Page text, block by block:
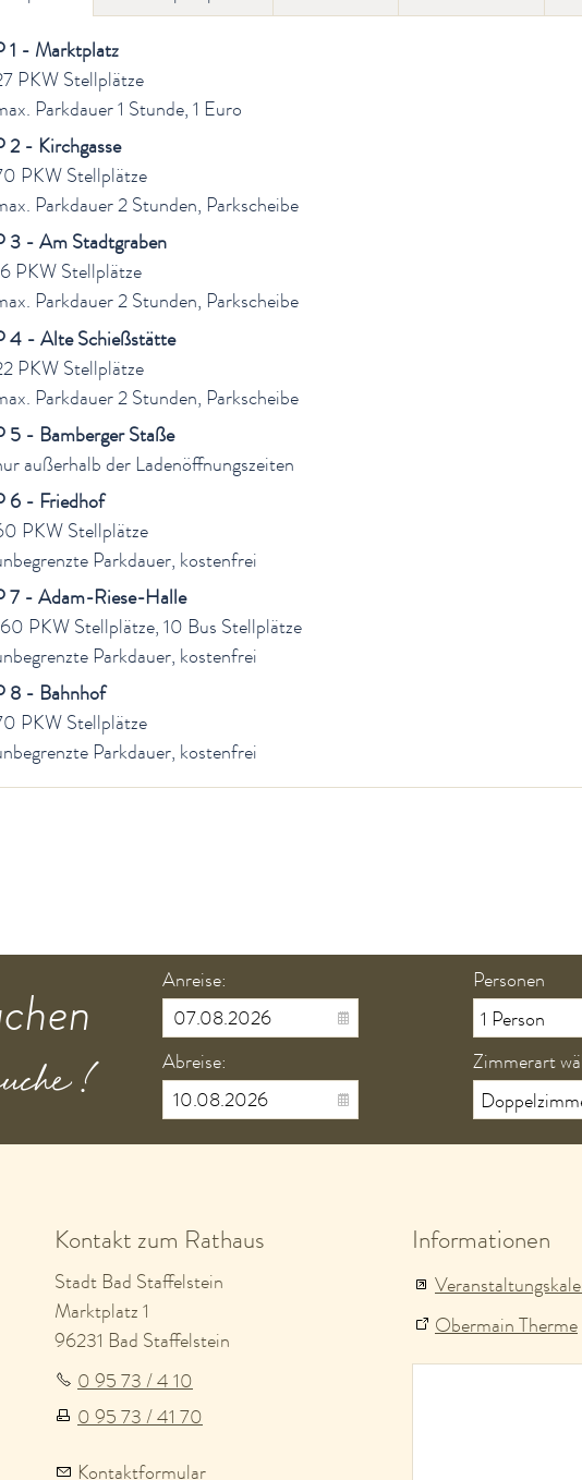
1 - Marktplatz
PKW Stellplätze
Parkdauer 1 Stunde, 1 Euro
2 - Kirchgasse
PKW Stellplätze
Parkdauer 2 Stunden, Parkscheibe
3 - Am Stadtgraben
PKW Stellplätze
Parkdauer 2 Stunden, Parkscheibe
4 - Alte Schießstätte
PKW Stellplätze
Parkdauer 2 Stunden, Parkscheibe
5 - Bamberger Staße
außerhalb der Ladenöffnungszeiten
6 - Friedhof
PKW Stellplätze
Parkdauer, kostenfrei
7 - Adam-Riese-Halle
PKW Stellplätze, 10 Bus Stellplätze
Parkdauer, kostenfrei
8 - Bahnhof
PKW Stellplätze
Parkdauer, kostenfrei
!
Anreise:
Abreise:
Personen
Zimmerart
Kontakt zum Rathaus
Stadt Bad Staffelstein
Marktplatz 1
96231 Bad Staffelstein
0 95 73 / 4 10
0 95 73 / 41 70
Kontaktformular
Informationen
Obermain Therme